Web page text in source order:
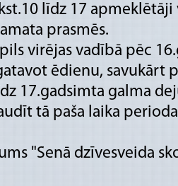
līdz 17
prasmēs.
virējas vadībā pēc
ēdienu, savukārt
17.gadsimta galma
tā paša laika
"Senā dzīvesveida